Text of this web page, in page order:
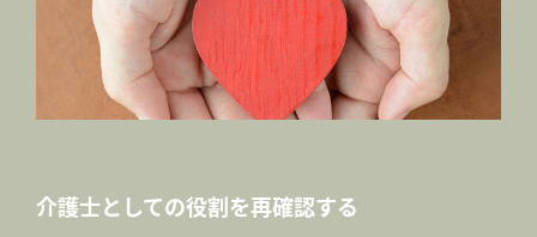
介護士としての役割を再確認する